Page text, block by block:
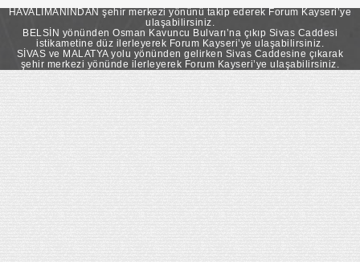
HAVALİMANINDAN şehir merkezi yönünü takip ederek Forum Kayseri’ye
ulaşabilirsiniz.
BELSİN yönünden Osman Kavuncu Bulvarı’na çıkıp Sivas Caddesi
istikametine düz ilerleyerek Forum Kayseri’ye ulaşabilirsiniz.
SİVAS ve MALATYA yolu yönünden gelirken Sivas Caddesine çıkarak
şehir merkezi yönünde ilerleyerek Forum Kayseri’ye ulaşabilirsiniz.